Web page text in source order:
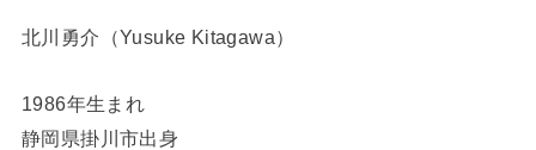
北川勇介（Yusuke Kitagawa）
1986年生まれ
静岡県掛川市出身